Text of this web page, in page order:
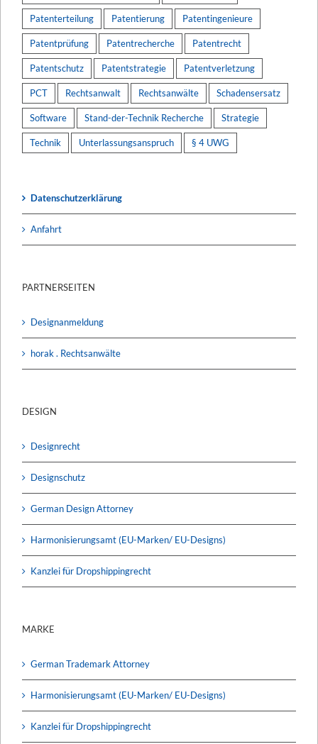
Patenterteilung Patentierung Patentingenieure
Patentprüfung Patentrecherche Patentrecht
Patentschutz Patentstrategie Patentverletzung
PCT Rechtsanwalt Rechtsanwälte Schadensersatz
Software Stand-der-Technik Recherche Strategie
Technik Unterlassungsanspruch § 4 UWG
Datenschutzerklärung
Anfahrt
PARTNERSEITEN
Designanmeldung
horak . Rechtsanwälte
DESIGN
Designrecht
Designschutz
German Design Attorney
Harmonisierungsamt (EU-Marken/ EU-Designs)
Kanzlei für Dropshippingrecht
MARKE
German Trademark Attorney
Harmonisierungsamt (EU-Marken/ EU-Designs)
Kanzlei für Dropshippingrecht